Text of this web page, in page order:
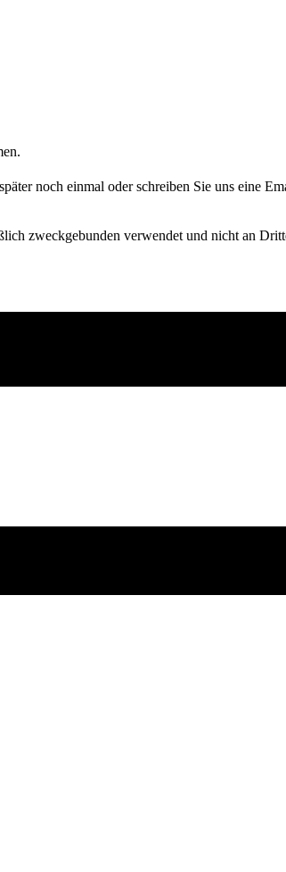
noch einmal oder schreiben Sie uns eine
zweckgebunden verwendet und nicht an